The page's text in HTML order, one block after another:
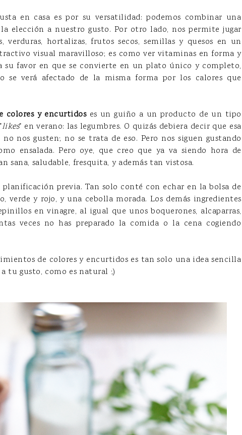
en casa es por su versatilidad: podemos combinar una
elección a nuestro gusto. Por otro lado, nos permite jugar
hortalizas, frutos secos, semillas y quesos en un
visual maravilloso; es como ver vitaminas en forma y
su favor en que se convierte en un plato único y completo,
verá afectado de la misma forma por los calores que
colores y encurtidoses un guiño a un producto de un tipo
likes" en verano: las legumbres. O quizás debiera decir que esa
nos gusten; no se trata de eso. Pero nos siguen gustando
ensalada. Pero oye, que creo que ya va siendo hora de
sana, saludable, fresquita, y además tan vistosa.
previa. Tan solo conté con echar en la bolsa de
y rojo, y una cebolla morada. Los demás ingredientes
en vinagre, al igual que unos boquerones, alcaparras,
veces no has preparado la comida o la cena cogiendo
de colores y encurtidos es tan solo una idea sencilla
tu gusto, como es natural ;)